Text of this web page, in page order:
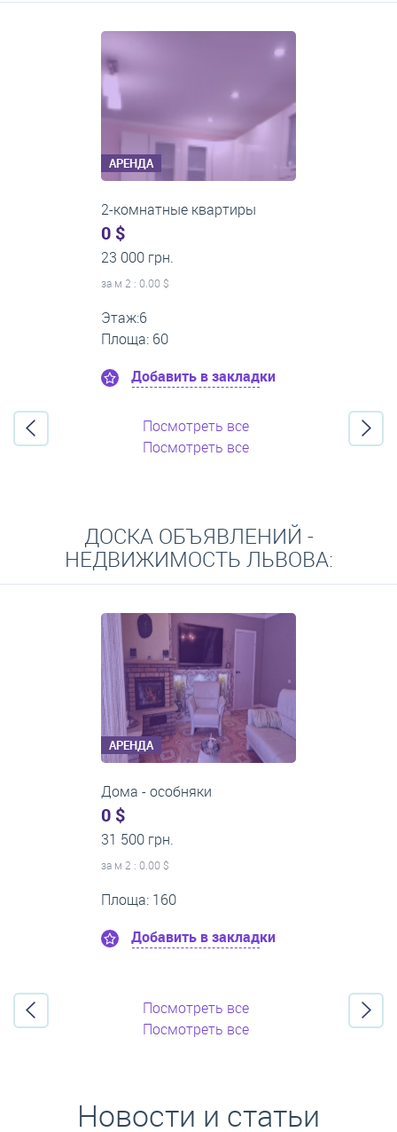
комнат
АРЕНДА
2-комнатные квартиры
0 $
20 000 грн.
за м 2 : 0.00 $
Этаж:2
Площа: 45
Добавить в закладки
Посмотреть все
Посмотреть все
ДОСКА ОБЪЯВЛЕНИЙ -
НЕДВИЖИМОСТЬ ЛЬВОВА:
АРЕНДА
1-комнатные квартиры
0 $
21 500 грн.
за м 2 : 0.00 $
Этаж:8
Посмотреть все
Посмотреть все
Новости и статьи